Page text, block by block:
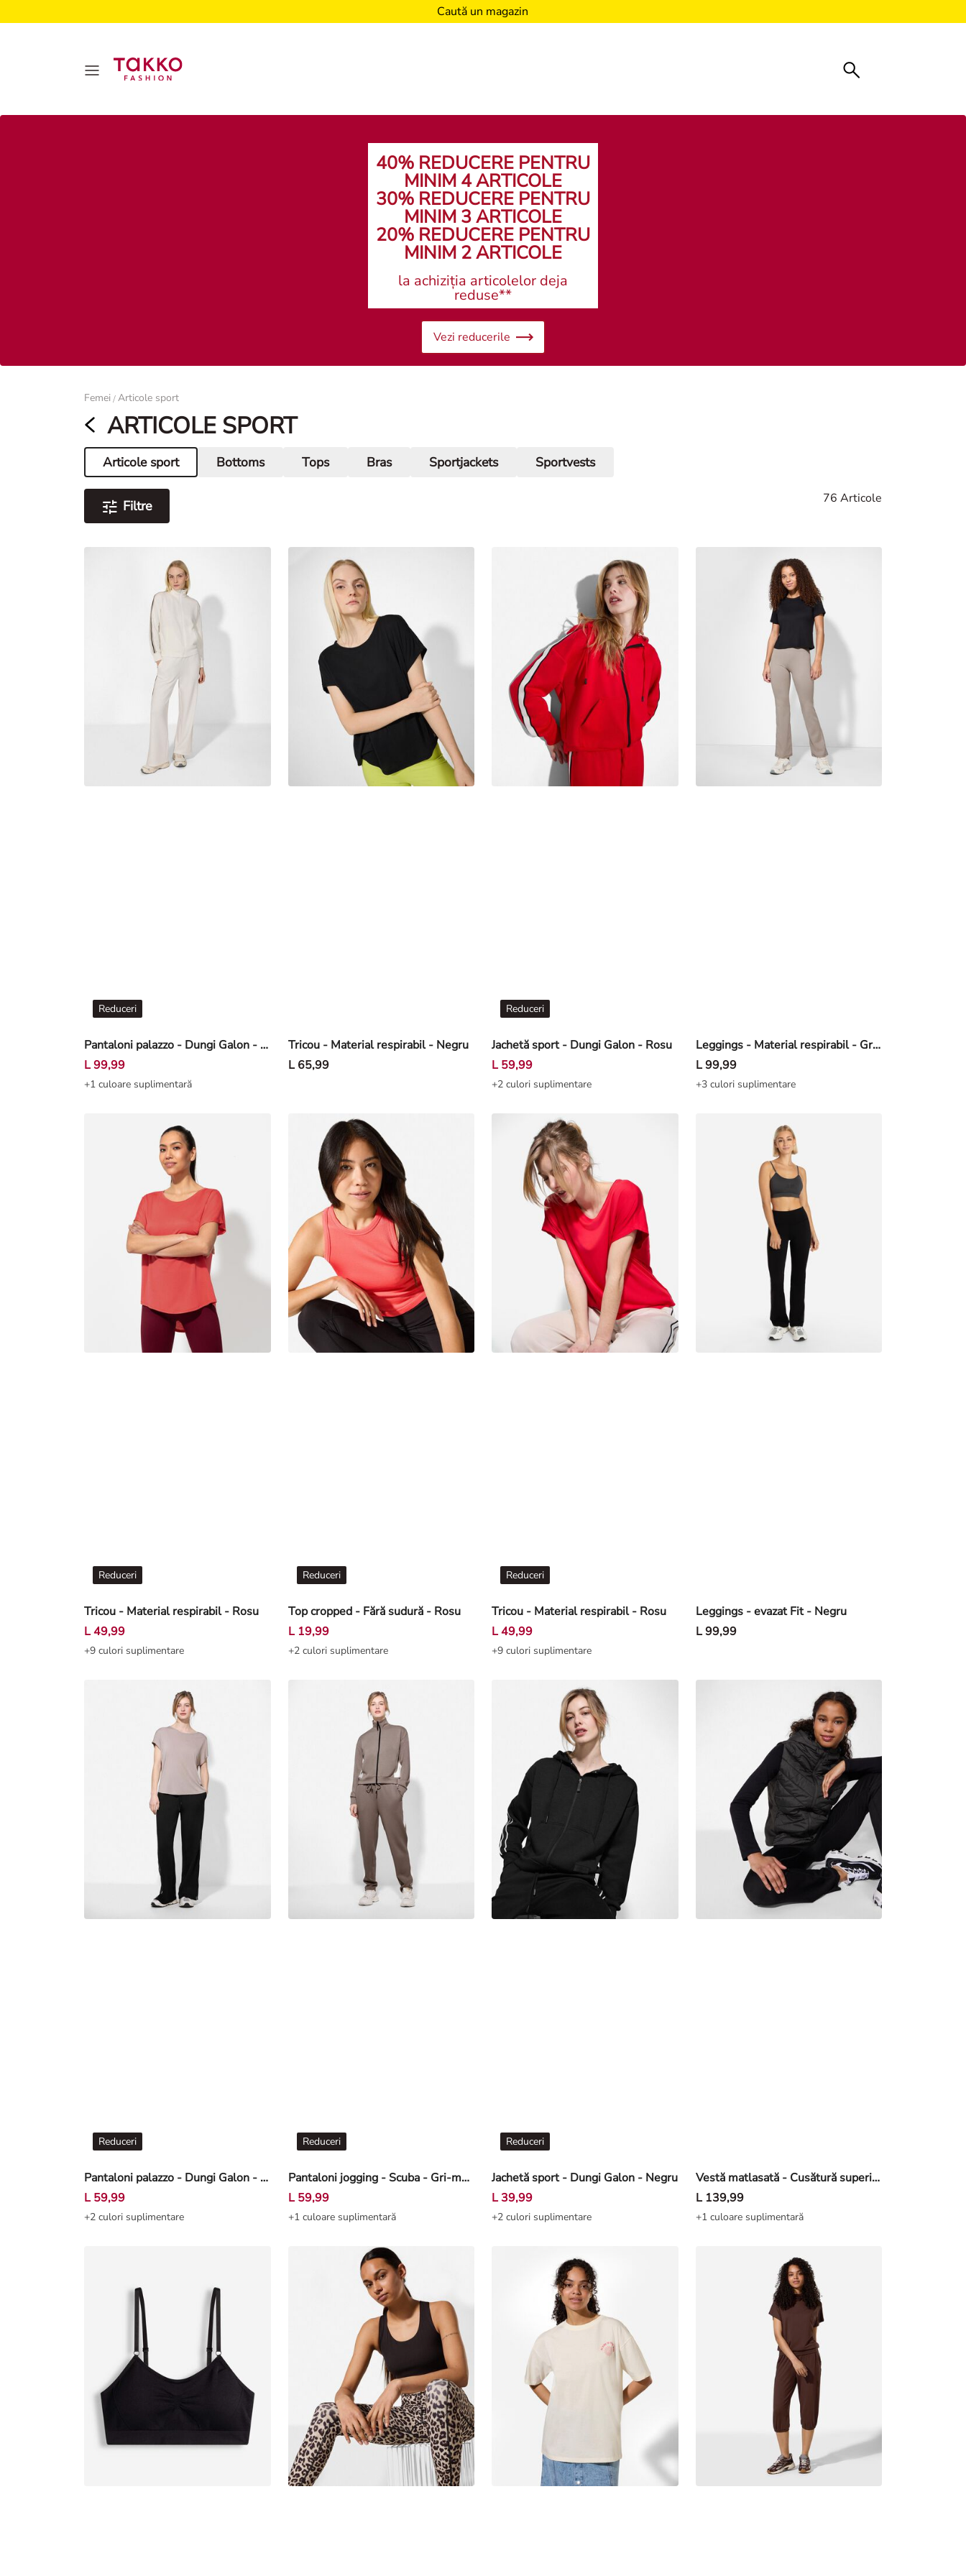
Caută un magazin
40% REDUCERE PENTRU
MINIM 4 ARTICOLE
30% REDUCERE PENTRU
MINIM 3 ARTICOLE
20% REDUCERE PENTRU
MINIM 2 ARTICOLE
la achiziția articolelor deja
reduse**
Vezi reducerile
Femei / Articole sport
ARTICOLE SPORT
Articole sport
Pagina curentă Bottoms Tops Bras Sportjackets Sportvests
Filtre 76 Articole
Pantaloni palazzo - Dungi Galon - Alb
Reduceri
L 99,99
+1 culoare suplimentară
Tricou - Material respirabil - Negru
L 65,99
Jachetă sport - Dungi Galon - Rosu
Reduceri
L 59,99
+2 culori suplimentare
Leggings - Material respirabil - Gri-maroniu
L 99,99
+3 culori suplimentare
Tricou - Material respirabil - Rosu
Reduceri
L 49,99
+9 culori suplimentare
Top cropped - Fără sudură - Rosu
Reduceri
L 19,99
+2 culori suplimentare
Tricou - Material respirabil - Rosu
Reduceri
L 49,99
+9 culori suplimentare
Leggings - evazat Fit - Negru
L 99,99
Pantaloni palazzo - Dungi Galon - Negru
Reduceri
L 59,99
+2 culori suplimentare
Pantaloni jogging - Scuba - Gri-maroniu
Reduceri
L 59,99
+1 culoare suplimentară
Jachetă sport - Dungi Galon - Negru
Reduceri
L 39,99
+2 culori suplimentare
Vestă matlasată - Cusătură superioară - Negru
L 139,99
+1 culoare suplimentară